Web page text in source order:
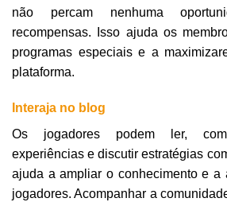
não percam nenhuma
recompensas. Isso ajuda os
programas especiais e a
plataforma.
Interaja no blog
Os jogadores podem ler,
experiências e discutir estratégias
ajuda a ampliar o conhecimento e a
jogadores. Acompanhar a